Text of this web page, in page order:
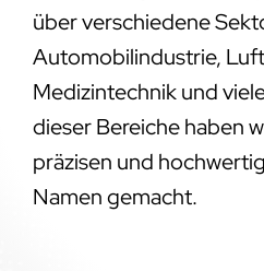
über verschiedene
Automobilindustrie,
Medizintechnik und
dieser Bereiche haben
präzisen und
Namen gemacht.